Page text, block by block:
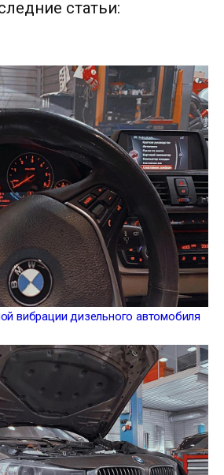
статьи:
вибрации дизельного автомобиля